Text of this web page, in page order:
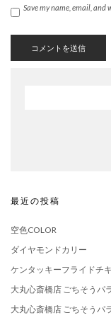
Save my name, email, and
最近の投稿
空色COLOR
ダイヤモンドカリー
ケンタッキーフライドチ
大丸心斎橋店 ごちそうパ
大丸心斎橋店 ごちそうパ